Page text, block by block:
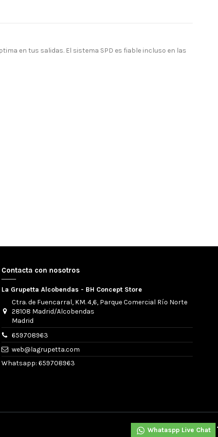
en tus salidas. El sistema SPD es fiable incluso en las
Contacta con nosotros
La Grupetta Alcobendas - BH Concept Store
Ctra. de Fuencarral, KM. 4,6, Parque Comercial Río Norte
28108 Madrid/Alcobendas
Madrid
659708963
web@lagrupetta.com
Whatsapp: 659708963
Whataspp Live Chat